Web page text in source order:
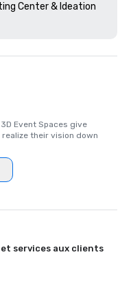
Center & Ideation
Event Spaces give
their vision down
services aux clients